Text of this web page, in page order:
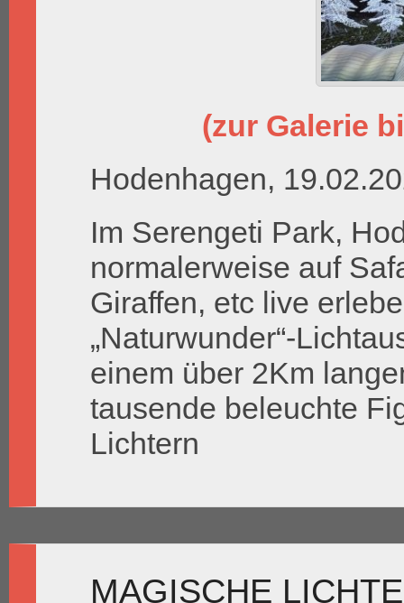
(zur Galerie
Hodenhagen,
Im Serengeti Park,
normalerweise auf
Giraffen, etc live
„Naturwunder“-
einem über 2Km
tausende beleuchte
Lichtern
MAGISCHE